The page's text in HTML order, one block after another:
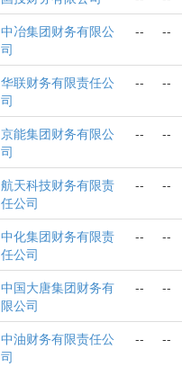
中冶集团财务有限公
司
-- --
华联财务有限责任公
司
-- --
京能集团财务有限公
司
-- --
航天科技财务有限责
任公司
-- --
中化集团财务有限责
任公司
-- --
中国大唐集团财务有
限公司
-- --
中油财务有限责任公
司
-- --